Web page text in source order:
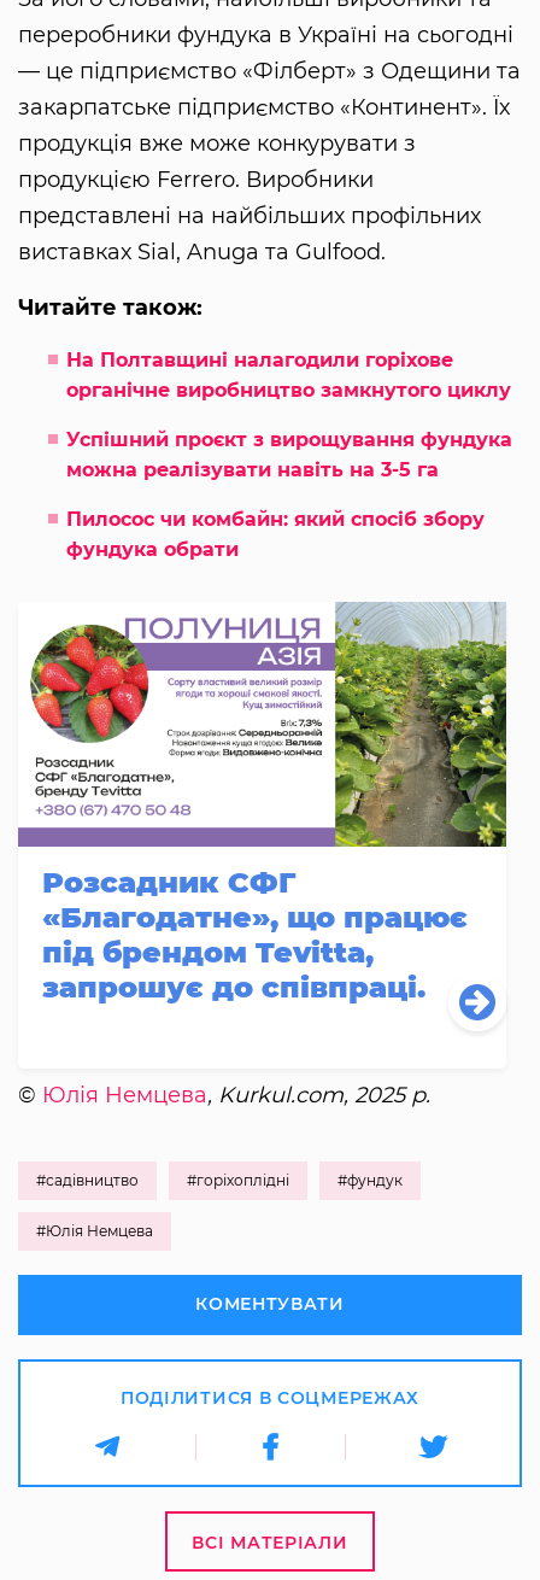
переробники фундука в Україні на сьогодні
— це підприємство «Філберт» з Одещини та
закарпатське підприємство «Континент». Їх
продукція вже може конкурувати з
продукцією Ferrero. Виробники
представлені на найбільших профільних
виставках Sial, Anuga та Gulfood.
Читайте також:
На Полтавщині налагодили горіхове
органічне виробництво замкнутого циклу
Успішний проєкт з вирощування фундука
можна реалізувати навіть на 3-5 га
Пилосос чи комбайн: який спосіб збору
фундука обрати
Розсадник СФГ
«Благодатне», що працює
під брендом Tevitta,
запрошує до співпраці.
© Юлія Немцева, Kurkul.com, 2025 р.
#садівництво #горіхоплідні #фундук
#Юлія Немцева
КОМЕНТУВАТИ
ПОДІЛИТИСЯ В СОЦМЕРЕЖАХ
ВСІ МАТЕРІАЛИ